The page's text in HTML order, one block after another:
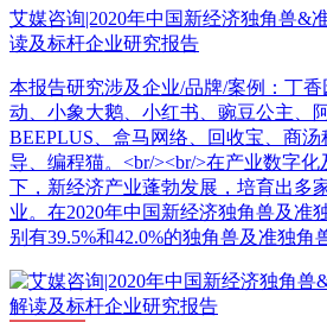
艾媒咨询|2020年中国新经济独角兽&
读及标杆企业研究报告
本报告研究涉及企业/品牌/案例：丁
动、小象大鹅、小红书、豌豆公主、
BEEPLUS、盒马网络、回收宝、商
导、编程猫。<br/><br/>在产业数字
下，新经济产业蓬勃发展，培育出多
业。在2020年中国新经济独角兽及准
别有39.5%和42.0%的独角兽及准独角